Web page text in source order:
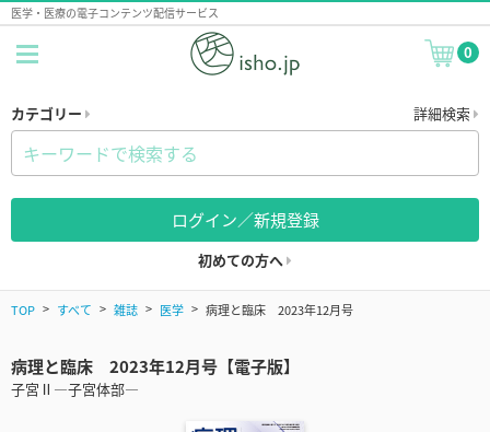
医学・医療の電子コンテンツ配信サービス
0
カテゴリー 詳細検索
ログイン／新規登録
初めての方へ
TOP すべて 雑誌 医学 病理と臨床 2023年12月号
病理と臨床 2023年12月号【電子版】
子宮Ⅱ―子宮体部―